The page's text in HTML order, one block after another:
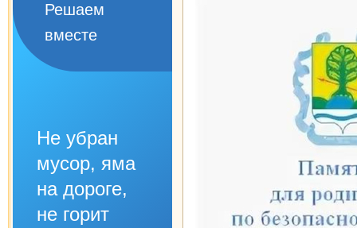
Решаем
вместе
Не убран
мусор, яма
на дороге,
не горит